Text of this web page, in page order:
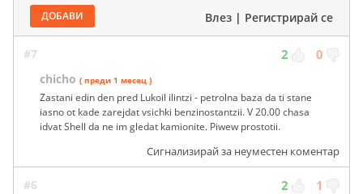
ДОБАВИ Влез | Регистрирай се
#7 2 0
chicho ( преди 1 месец )
Zastani edin den pred Lukoil ilintzi - petrolna baza da ti stane
iasno ot kade zarejdat vsichki benzinostantzii. V 20.00 chasa
idvat Shell da ne im gledat kamionite. Piwew prostotii.
Сигнализирай за неуместен коментар
#6 2 1